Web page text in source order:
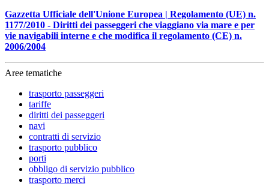
Gazzetta Ufficiale dell'Unione Europea | Regolamento (UE) n.
1177/2010 - Diritti dei passeggeri che viaggiano via mare e per
vie navigabili interne e che modifica il regolamento (CE) n.
2006/2004
Aree tematiche
trasporto passeggeri
tariffe
diritti dei passeggeri
navi
contratti di servizio
trasporto pubblico
porti
obbligo di servizio pubblico
trasporto merci